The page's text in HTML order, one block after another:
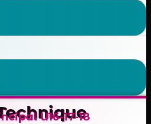
U16-17-18